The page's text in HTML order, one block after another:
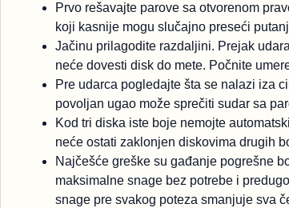
Prvo rešavajte parove sa otvorenom
koji kasnije mogu slučajno preseći
Jačinu prilagodite razdaljini. Prejak
neće dovesti disk do mete. Počnite
Pre udarca pogledajte šta se nalazi iza
povoljan ugao može sprečiti sudar sa
Kod tri diska iste boje nemojte
neće ostati zaklonjen diskovima drugih
Najčešće greške su gađanje pogrešne
maksimalne snage bez potrebe i
snage pre svakog poteza smanjuje sva